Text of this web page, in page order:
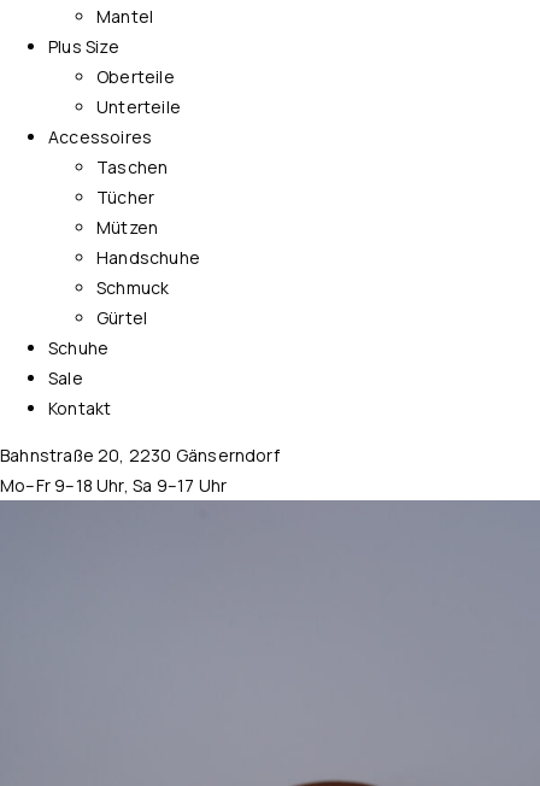
Mantel
Plus Size
Oberteile
Unterteile
Accessoires
Taschen
Tücher
Mützen
Handschuhe
Schmuck
Gürtel
Schuhe
Sale
Kontakt
Bahnstraße 20, 2230 Gänserndorf
Mo–Fr 9–18 Uhr, Sa 9–17 Uhr